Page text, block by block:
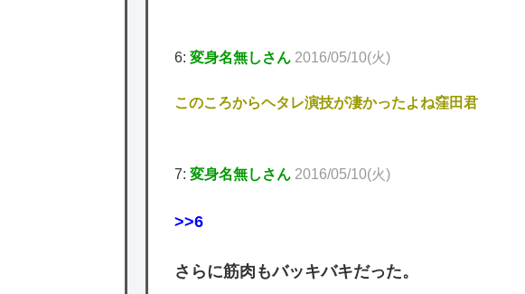
6: 変身名無しさん 2016/05/10(火)
このころからヘタレ演技が凄かったよね窪田君
7: 変身名無しさん 2016/05/10(火)
>>6
さらに筋肉もバッキバキだった。